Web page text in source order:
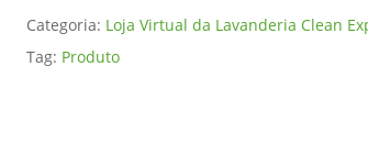
Categoria: Loja Virtual da Lavanderia Clean
Tag: Produto